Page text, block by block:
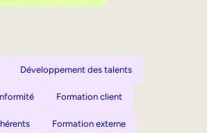
Développement des talents
Formation client
Formation externe